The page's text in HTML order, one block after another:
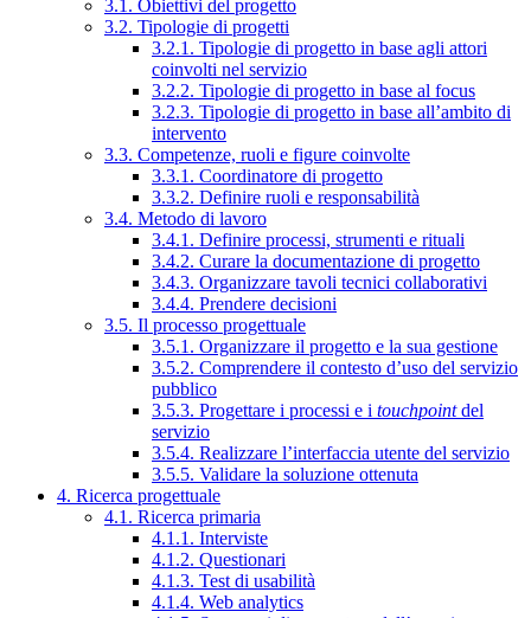
3.1. Obiettivi del progetto
3.2. Tipologie di progetti
3.2.1. Tipologie di progetto in base agli attori
coinvolti nel servizio
3.2.2. Tipologie di progetto in base al focus
3.2.3. Tipologie di progetto in base all’ambito di
intervento
3.3. Competenze, ruoli e figure coinvolte
3.3.1. Coordinatore di progetto
3.3.2. Definire ruoli e responsabilità
3.4. Metodo di lavoro
3.4.1. Definire processi, strumenti e rituali
3.4.2. Curare la documentazione di progetto
3.4.3. Organizzare tavoli tecnici collaborativi
3.4.4. Prendere decisioni
3.5. Il processo progettuale
3.5.1. Organizzare il progetto e la sua gestione
3.5.2. Comprendere il contesto d’uso del servizio
pubblico
3.5.3. Progettare i processi e i touchpointdel
servizio
3.5.4. Realizzare l’interfaccia utente del servizio
3.5.5. Validare la soluzione ottenuta
4. Ricerca progettuale
4.1. Ricerca primaria
4.1.1. Interviste
4.1.2. Questionari
4.1.3. Test di usabilità
4.1.4. Web analytics